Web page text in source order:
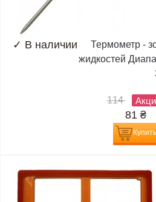
✓ В наличии
Термометр -
жидкостей
114
81 ₴
Купить